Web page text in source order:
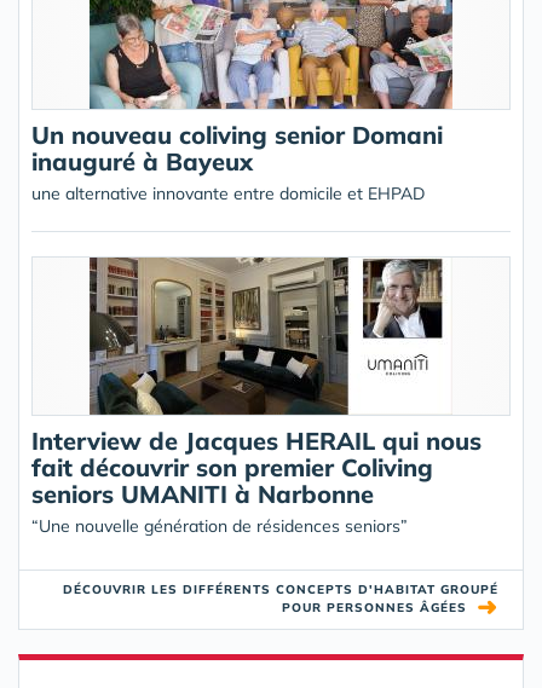
Un nouveau coliving senior Domani
inauguré à Bayeux
une alternative innovante entre domicile et EHPAD
Interview de Jacques HERAIL qui nous
fait découvrir son premier Coliving
seniors UMANITI à Narbonne
“Une nouvelle génération de résidences seniors”
DÉCOUVRIR LES DIFFÉRENTS CONCEPTS D'HABITAT GROUPÉ
POUR PERSONNES ÂGÉES
➜